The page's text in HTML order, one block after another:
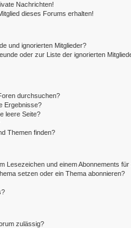
Nachrichten!
dieses Forums erhalten!
und ignorierten Mitglieder?
oder zur Liste der ignorierten
durchsuchen?
Ergebnisse?
leere Seite?
Themen finden?
Lesezeichen und einem Abonnements
setzen oder ein Thema abonnieren?
zulässig?